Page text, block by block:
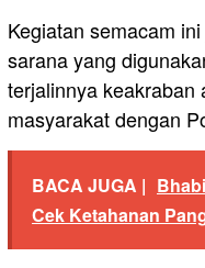
Kegiatan semacam
sarana yang
terjalinnya keakraban
masyarakat dengan
BACA JUGA |
Cek Ketahanan